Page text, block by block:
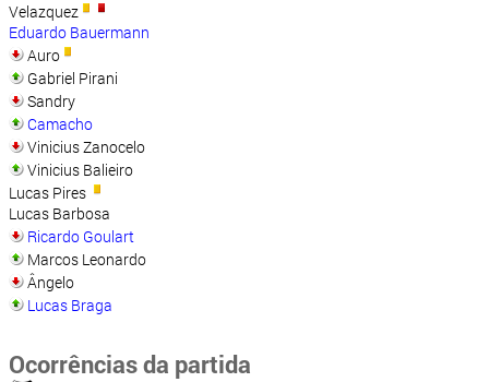
Velazquez
Eduardo Bauermann
Auro
Gabriel Pirani
Sandry
Camacho
Vinicius Zanocelo
Vinicius Balieiro
Lucas Pires
Lucas Barbosa
Ricardo Goulart
Marcos Leonardo
Ângelo
Lucas Braga
Ocorrências da partida